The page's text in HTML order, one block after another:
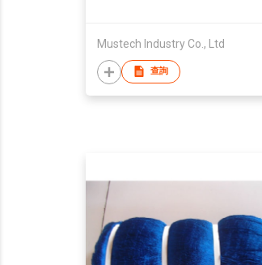
Mustech Industry Co., Ltd
查詢